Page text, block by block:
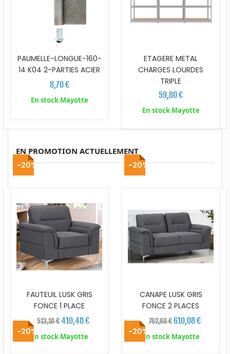
PAUMELLE-LONGUE-160-
14 K04 2-PARTIES ACIER
8,70 €
En stock Mayotte
ETAGERE METAL
CHARGES LOURDES
TRIPLE
59,80 €
En stock Mayotte
EN PROMOTION ACTUELLEMENT
-20%
FAUTEUIL LUSK GRIS
FONCE 1 PLACE
513,10 €410,48 €
En stock Mayotte
-20%
CANAPE LUSK GRIS
FONCE 2 PLACES
762,60 € 610,08 €
En stock Mayotte
-20% -20%